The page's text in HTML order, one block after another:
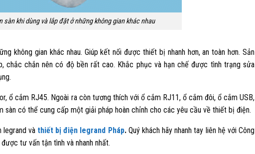
sàn khi dùng và lắp đặt ở những không gian khác nhau
không gian khác nhau. Giúp kết nối được thiết bị nhanh hơn, an toàn hơn. Sản
chắc chắn nên có độ bền rất cao. Khắc phục và hạn chế được tình trạng sửa
ổ cắm RJ45. Ngoài ra còn tương thích với ổ cắm RJ11, ổ cắm đôi, ổ cắm USB,
sàn có thể cung cấp một giải pháp hoàn chỉnh cho các yêu cầu về thiết bị điện.
legrand và thiết bị điện legrand Pháp. Quý khách hãy nhanh tay liên hệ với Công
tư vấn tận tình và nhanh nhất.